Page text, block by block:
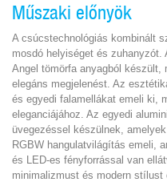
Műszaki előnyök
A csúcstechnológiás kombinált
mosdó helyiséget és zuhanyzót.
Angel tömörfa anyagból készült,
elegáns megjelenést. Az
és egyedi falamellákat emeli ki,
eleganciájához. Az egyedi
üvegezéssel készülnek,
RGBW hangulatvilágítás emeli,
és LED-es fényforrással van
minimalizmust és modern stílust